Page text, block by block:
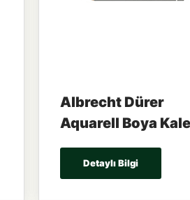
Albrecht Dürer
Aquarell Boya
Detaylı Bilgi